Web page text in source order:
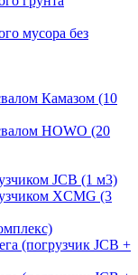
мусора без
Камазом (10
HOWO (20
JCB (1 м3)
XCMG (3
(погрузчик JCB +